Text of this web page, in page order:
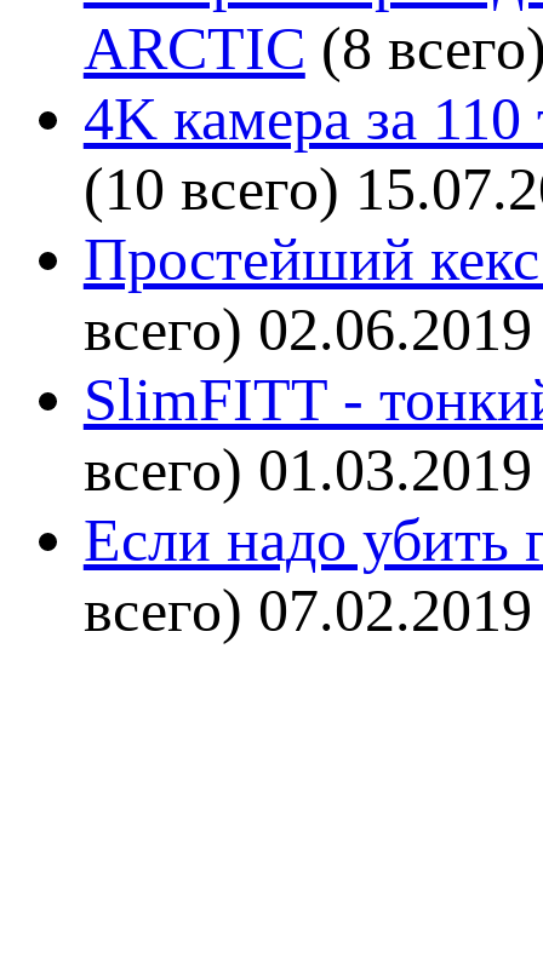
ARCTIC (8
4K камера за
(10 всего)
Простейший кекс
всего) 02.06.2019
SlimFITT -
всего) 01.03.2019
Если надо убить
всего) 07.02.2019